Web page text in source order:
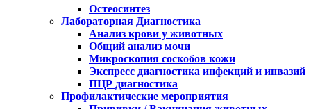
Остеосинтез
Лабораторная Диагностика
Анализ крови у животных
Общий анализ мочи
Микроскопия соскобов кожи
Экспресс диагностика инфекций и инвазий
ПЦР диагностика
Профилактические мероприятия